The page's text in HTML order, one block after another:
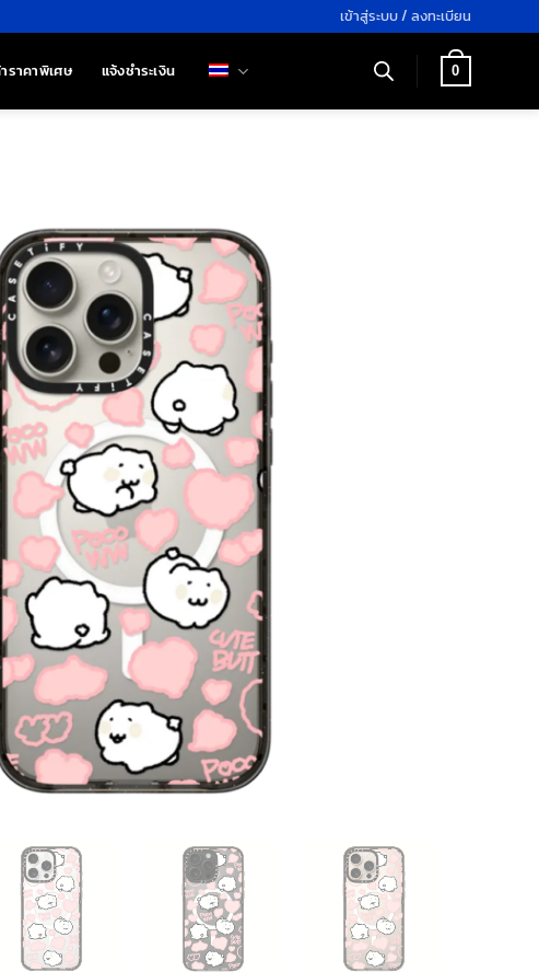
เข้าสู่ระบบ / ลงทะเบียน
ราคาพิเศษ แจ้งชำระเงิน 0